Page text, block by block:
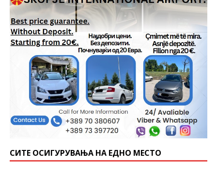
СИТЕ ОСИГУРУВАЊА НА ЕДНО МЕСТО